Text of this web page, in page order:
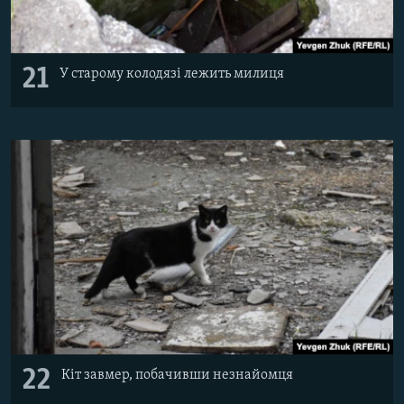
21 У старому колодязі лежить милиця
22 Кіт завмер, побачивши незнайомця